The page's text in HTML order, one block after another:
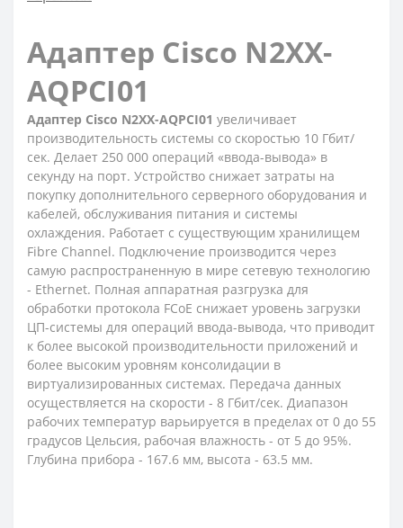
Адаптер Cisco N2XX-
AQPCI01
Адаптер Cisco N2XX-AQPCI01 увеличивает
производительность системы со скоростью 10 Гбит/
сек. Делает 250 000 операций «ввода-вывода» в
секунду на порт. Устройство снижает затраты на
покупку дополнительного серверного оборудования и
кабелей, обслуживания питания и системы
охлаждения. Работает с существующим хранилищем
Fibre Channel. Подключение производится через
самую распространенную в мире сетевую технологию
- Ethernet. Полная аппаратная разгрузка для
обработки протокола FCoE снижает уровень загрузки
ЦП-системы для операций ввода-вывода, что приводит
к более высокой производительности приложений и
более высоким уровням консолидации в
виртуализированных системах. Передача данных
осуществляется на скорости - 8 Гбит/сек. Диапазон
рабочих температур варьируется в пределах от 0 до 55
градусов Цельсия, рабочая влажность - от 5 до 95%.
Глубина прибора - 167.6 мм, высота - 63.5 мм.